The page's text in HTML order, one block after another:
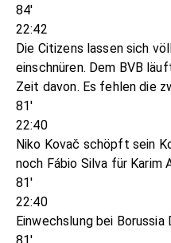
84'
22:42
Die Citizens lassen sich
einschnüren. Dem BVB
Zeit davon. Es fehlen die
81'
22:40
Niko Kovač schöpft sein
noch Fábio Silva für Karim
81'
22:40
Einwechslung bei Borussia